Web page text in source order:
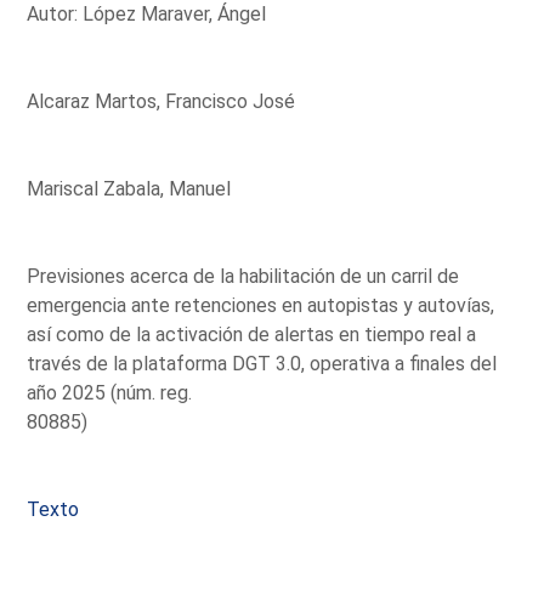
Autor: López Maraver, Ángel
Alcaraz Martos, Francisco José
Mariscal Zabala, Manuel
Previsiones acerca de la habilitación de un carril de
emergencia ante retenciones en autopistas y autovías,
así como de la activación de alertas en tiempo real a
través de la plataforma DGT 3.0, operativa a finales del
año 2025 (núm. reg.
80885)
Texto